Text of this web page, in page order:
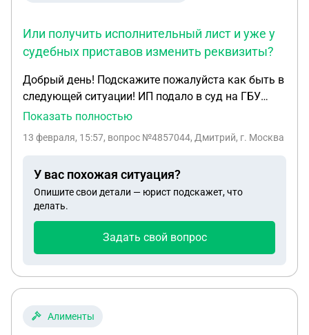
Или получить исполнительный лист и уже у
судебных приставов изменить реквизиты?
Добрый день! Подскажите пожалуйста как быть в
следующей ситуации! ИП подало в суд на ГБУ
Жилищник в Арбитражный суд иск в начале
исполненные контракты! По рабочим причинам,
декабря 2025 года! Суд вынес вердикт оплатить
задолженность и госпошлину соответственно! На
данном этапе нужно получить Исполнительный
исполнительного листа указывать что ип
как физ лица??? Или получить исполнительный
реквизиты???? Спасибо большое
Показать полностью
13 февраля, 15:57, вопрос №4857044, Дмитрий, г. Москва
У вас похожая ситуация?
Опишите свои детали — юрист подскажет, что
делать.
Задать свой вопрос
Алименты